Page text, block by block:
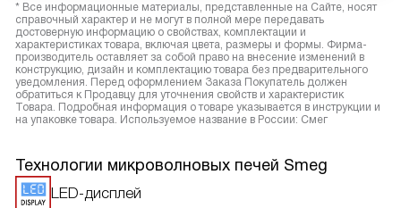
* Все информационные материалы, представленные на Сайте, носят
справочный характер и не могут в полной мере передавать
достоверную информацию о свойствах, комплектации и
характеристиках товара, включая цвета, размеры и формы. Фирма-
производитель оставляет за собой право на внесение изменений в
конструкцию, дизайн и комплектацию товара без предварительного
уведомления. Перед оформлением Заказа Покупатель должен
обратиться к Продавцу для уточнения свойств и характеристик
Товара. Подробная информация о товаре указывается в инструкции и
на упаковке товара. Используемое название в России: Смег
Технологии микроволновых печей Smeg
LED-дисплей